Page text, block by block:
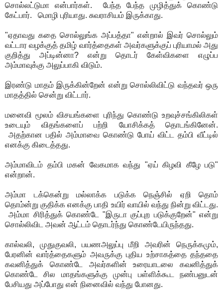
சொல்லட்டுமா என்பார்கள். பேந்த பேந்த முழித்துக் கொண்டு
கேட்பார். மொழி புரியாது. சுவராசியம் இருக்காது.
"ஏதாவது கதை சொல்லுங்க அப்பத்தா" என்றால் இவர் சொல்லும்
வட்டார வழக்குத் தமிழ் வார்த்தைகள் அவர்களுக்குப் புரியாமல் அது
குறித்து அப்டின்னா? என்று தொடர் கேள்விகளை எழுப்ப
அம்மாவுக்கு அலுப்பாகி விடும்.
இரண்டு மாதம் இருக்கின்றேன் என்று சொல்லிவிட்டு வந்தவர் ஒரு
மாதத்தில் சென்று விட்டார்.
மனைவி மூலம் விசயங்களை புரிந்து கொண்டு உறவுச்சங்கிலிகள்
உடையும் விதங்களைப் பற்றி யோசிக்கத் தொடங்கினேன்.
அதற்கான பதில் அம்மாவை கொண்டு போய் விட்ட தம்பி வீட்டில்
எனக்கு கிடைத்தது.
அம்மாவிடம் தம்பி மகன் வேகமாக வந்து "ஏய் கிழவி கீழே படு"
என்றான்.
அம்மா டக்கென்று மல்லாக்க படுக்க நெஞ்சில் ஏறி தொம்
தொம்ன்று குதிக்க எனக்கு பாதி உயிர் வாயில் வந்து நின்று விட்டது.
அம்மா சிரித்துக் கொண்டே "இருடா குப்புற படுக்குறேன்" என்று
சொல்லிவிட அவன் ஆட்டம் தொடர்ந்து கொண்டேயிருந்தது.
கால்வலி, முதுகுவலி, பயணஅலுப்பு மீறி அவரின் நெருக்கமும்,
பேரனின் வார்த்தைகளும் அவருக்கு புதிய உற்சாகத்தை தந்ததை
கவனித்துக் கொண்டே அவர்களின் உரையாடலை கவனித்துக்
கொண்டே சில மாதங்களுக்கு முன்பு பள்ளிக்கூட நண்பனுடன்
பேசியது அப்போது என் நினைவில் வந்து போனது.